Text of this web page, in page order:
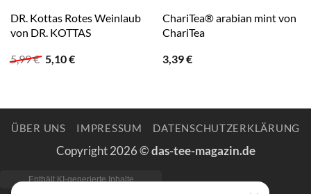
DR. Kottas Rotes Weinlaub
von DR. KOTTAS
5,99€ Ursprünglicher
Preis
5,10€Aktueller
ChariTea® arabian mint von
ChariTea
3,39€
ÜBER UNS IMPRESSUM DATENSCHUTZERKLÄRUNG
Copyright 2026 ©das-tee-magazin.de